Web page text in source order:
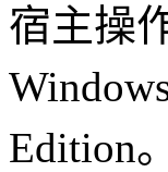
宿主操
Edition。